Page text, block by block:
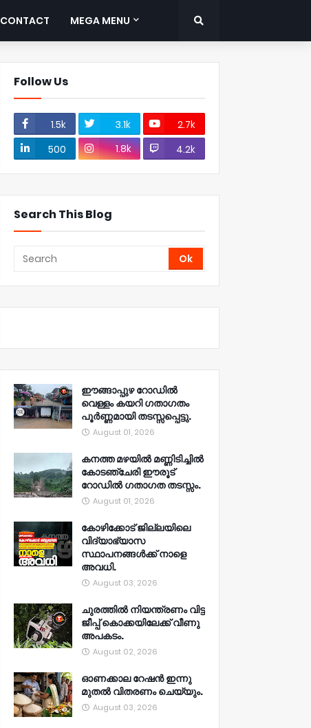
CONTACT MEGA MENU
Follow Us
1.5k 3.1k
2.7k
500
1.8k 4.2k
Search This Blog
ഈങ്ങാപ്പുഴ റോഡിൽ
വെള്ളം കയറി ഗതാഗതം
പൂർണ്ണമായി തടസ്സപ്പെട്ടു.
August 01, 2026
കനത്ത മഴയിൽ മണ്ണിടിച്ചിൽ
കോടഞ്ചേരി ഈരൂട്
റോഡിൽ ഗതാഗത തടസ്സം.
August 01, 2026
കോഴിക്കോട് ജില്ലയിലെ
വിദ്യാഭ്യാസ
സ്ഥാപനങ്ങൾക്ക് നാളെ
അവധി.
August 03, 2026
ചുരത്തിൽ നിയന്ത്രണം വിട്ട
ജീപ്പ് കൊക്കയിലേക്ക് വീണു
അപകടം.
August 02, 2026
ഓണക്കാല റേഷൻ ഇന്നു
മുതല്‍ വിതരണം ചെയ്യും.
August 03, 2026